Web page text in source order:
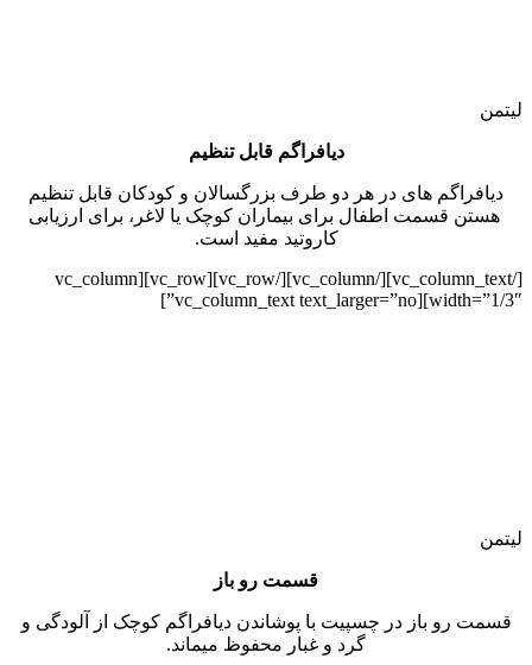
لیتمن
دیافراگم قابل تنظیم
دیافراگم های در هر دو طرف بزرگسالان و کودکان قابل تنظیم
هستن قسمت اطفال برای بیماران کوچک یا لاغر، برای ارزیابی
کاروتید مفید است.
[/vc_column_text][/vc_column][/vc_row][vc_row][vc_column
width=”1/3″][vc_column_text text_larger=”no”]
لیتمن
قسمت رو باز
قسمت رو باز در چسپیت با پوشاندن دیافراگم کوچک از آلودگی و
گرد و غبار محفوظ میماند.